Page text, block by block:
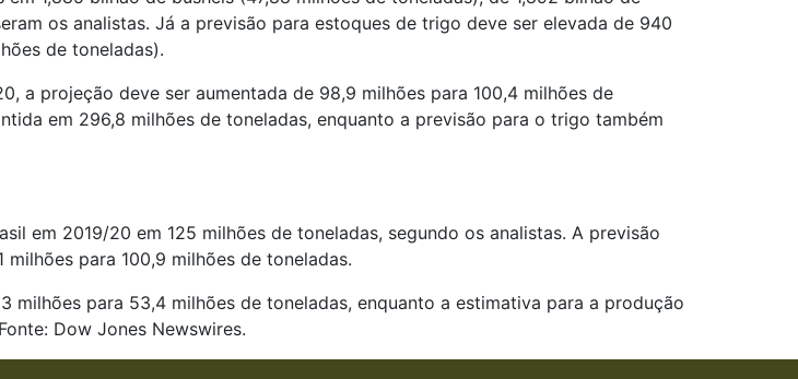
os analistas. Já a previsão para estoques de trigo deve ser elevada de 940
de toneladas).
a projeção deve ser aumentada de 98,9 milhões para 100,4 milhões de
em 296,8 milhões de toneladas, enquanto a previsão para o trigo também
em 2019/20 em 125 milhões de toneladas, segundo os analistas. A previsão
para 100,9 milhões de toneladas.
para 53,4 milhões de toneladas, enquanto a estimativa para a produção
Dow Jones Newswires.